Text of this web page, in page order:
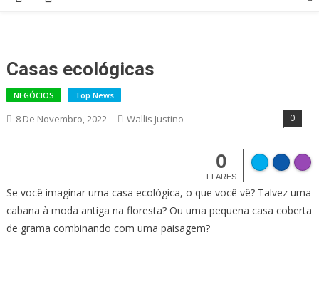
Casas ecológicas
NEGÓCIOS Top News
8 De Novembro, 2022 Wallis Justino 0
0
FLARES
Se você imaginar uma casa ecológica, o que você vê? Talvez uma
cabana à moda antiga na floresta? Ou uma pequena casa coberta
de grama combinando com uma paisagem?